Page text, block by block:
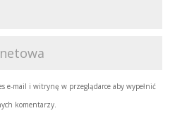
e-mail i witrynę w przeglądarce aby wypełnić
komentarzy.